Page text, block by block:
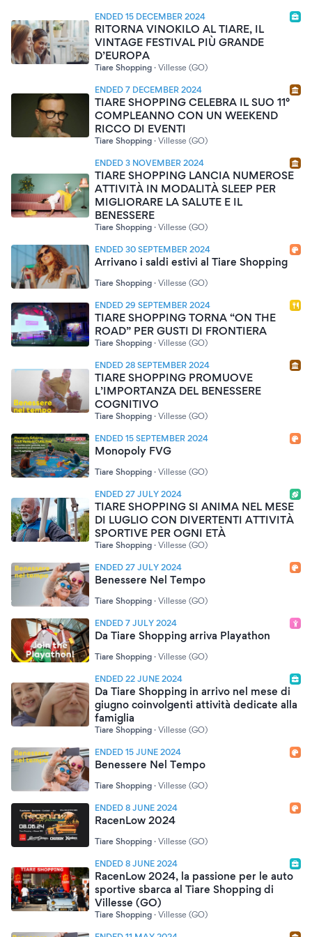
ENDED 15 DECEMBER 2024
RITORNA VINOKILO AL TIARE, IL
VINTAGE FESTIVAL PIÙ GRANDE
D’EUROPA
Tiare Shopping · Villesse (GO)
ENDED 7 DECEMBER 2024
TIARE SHOPPING CELEBRA IL SUO 11°
COMPLEANNO CON UN WEEKEND
RICCO DI EVENTI
Tiare Shopping · Villesse (GO)
ENDED 3 NOVEMBER 2024
TIARE SHOPPING LANCIA NUMEROSE
ATTIVITÀ IN MODALITÀ SLEEP PER
MIGLIORARE LA SALUTE E IL
BENESSERE
Tiare Shopping · Villesse (GO)
ENDED 30 SEPTEMBER 2024
Arrivano i saldi estivi al Tiare Shopping
Tiare Shopping · Villesse (GO)
ENDED 29 SEPTEMBER 2024
TIARE SHOPPING TORNA “ON THE
ROAD” PER GUSTI DI FRONTIERA
Tiare Shopping · Villesse (GO)
ENDED 28 SEPTEMBER 2024
TIARE SHOPPING PROMUOVE
L’IMPORTANZA DEL BENESSERE
COGNITIVO
Tiare Shopping · Villesse (GO)
ENDED 15 SEPTEMBER 2024
Monopoly FVG
Tiare Shopping · Villesse (GO)
ENDED 27 JULY 2024
TIARE SHOPPING SI ANIMA NEL MESE
DI LUGLIO CON DIVERTENTI ATTIVITÀ
SPORTIVE PER OGNI ETÀ
Tiare Shopping · Villesse (GO)
ENDED 27 JULY 2024
Benessere Nel Tempo
Tiare Shopping · Villesse (GO)
ENDED 7 JULY 2024
Da Tiare Shopping arriva Playathon
Tiare Shopping · Villesse (GO)
ENDED 22 JUNE 2024
Da Tiare Shopping in arrivo nel mese di
giugno coinvolgenti attività dedicate alla
famiglia
Tiare Shopping · Villesse (GO)
ENDED 15 JUNE 2024
Benessere Nel Tempo
Tiare Shopping · Villesse (GO)
ENDED 8 JUNE 2024
RacenLow 2024
Tiare Shopping · Villesse (GO)
ENDED 8 JUNE 2024
RacenLow 2024, la passione per le auto
sportive sbarca al Tiare Shopping di
Villesse (GO)
Tiare Shopping · Villesse (GO)